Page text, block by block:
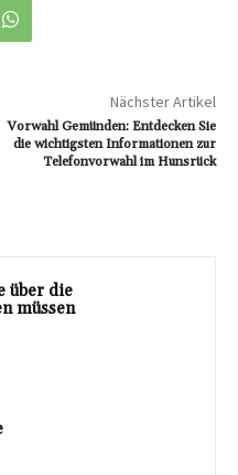
Nächster Artikel
Vorwahl Gemünden: Entdecken Sie
die wichtigsten Informationen zur
Telefonvorwahl im Hunsrück
über die
müssen